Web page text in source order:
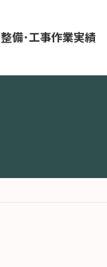
整備･工事作業実績